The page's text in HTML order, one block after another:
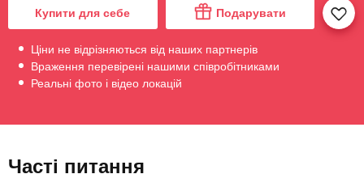
Купити для себе Подарувати
Ціни не відрізняються від наших партнерів
Враження перевірені нашими співробітниками
Реальні фото і відео локацій
Часті питання